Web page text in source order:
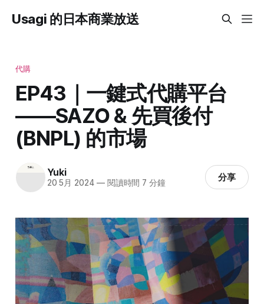
Usagi 的日本商業放送
代購
EP43｜一鍵式代購平台
——SAZO & 先買後付
(BNPL) 的市場
Yuki
20 5月 2024 —閱讀時間 7 分鐘 分享